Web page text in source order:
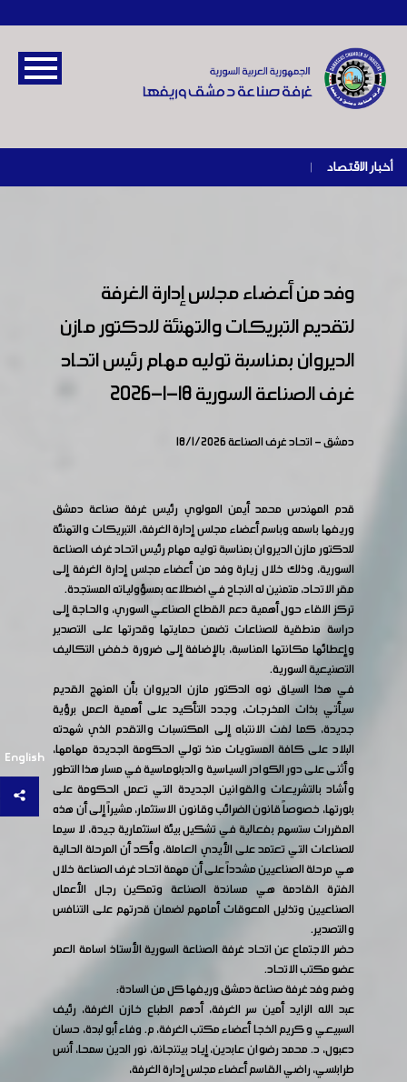
أخبار الاقتصاد |
English
وفد من أعضاء مجلس إدارة الغرفة
لتقديم التبريكات والتهنئة للدكتور مازن
الديروان بمناسبة توليه مهام رئيس اتحاد
غرف الصناعة السورية 18-1-2026
دمشق - اتحاد غرف الصناعة 18/1/2026
قدم المهندس محمد أيمن المولوي رئيس غرفة صناعة دمشق
وريفها باسمه وباسم أعضاء مجلس إدارة الغرفة، التبريكات والتهنئة
للدكتور مازن الديروان بمناسبة توليه مهام رئيس اتحاد غرف الصناعة
السورية، وذلك خلال زيارة وفد من أعضاء مجلس إدارة الغرفة إلى
مقر الاتحاد، متمنين له النجاح في اضطلاعه بمسؤولياته المستجدة.
تركز اللقاء حول أهمية دعم القطاع الصناعي السوري، والحاجة إلى
دراسة منطقية للصناعات تضمن حمايتها وقدرتها على التصدير
وإعطائها مكانتها المناسبة، بالإضافة إلى ضرورة خفض التكاليف
التصنيعية السورية.
في هذا السياق نوه الدكتور مازن الديروان بأن المنهج القديم
سيأتي بذات المخرجات، وجدد التأكيد على أهمية العمل برؤية
جديدة، كما لفت الانتباه إلى المكتسبات والتقدم الذي شهدته
البلاد على كافة المستويات منذ تولي الحكومة الجديدة مهامها،
وأثنى على دور الكوادر السياسية والدبلوماسية في مسار هذا التطور
وأشاد بالتشريعات والقوانين الجديدة التي تعمل الحكومة على
بلورتها، خصوصاً قانون الضرائب وقانون الاستثمار، مشيراً إلى أن هذه
المقررات ستسهم بفعالية في تشكيل بيئة استثمارية جيدة، لا سيما
للصناعات التي تعتمد على الأيدي العاملة، وأكد أن المرحلة الحالية
هي مرحلة الصناعيين مشدداً على أن مهمة اتحاد غرف الصناعة خلال
الفترة القادمة هي مساندة الصناعة وتمكين رجال الأعمال
الصناعيين وتذليل المعوقات أمامهم لضمان قدرتهم على التنافس
والتصدير.
حضر الاجتماع عن اتحاد غرفة الصناعة السورية الأستاذ اسامة العمر
عضو مكتب الاتحاد.
وضم وفد غرفة صناعة دمشق وريفها كل من السادة:
عبد الله الزايد أمين سر الغرفة، أدهم الطباع خازن الغرفة، رئيف
السبيعي و كريم الخجا أعضاء مكتب الغرفة، م. وفاء أبو لبدة، حسان
دعبول، د. محمد رضوان عابدين، إياد بيتنجانة، نور الدين سمحا، أنس
طرابلسي، راضي القاسم أعضاء مجلس إدارة الغرفة،